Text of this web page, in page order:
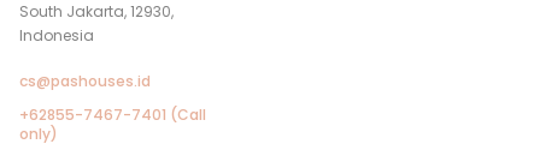
South Jakarta, 12930,
Indonesia
cs@pashouses.id
+62855-7467-7401 (Call
only)